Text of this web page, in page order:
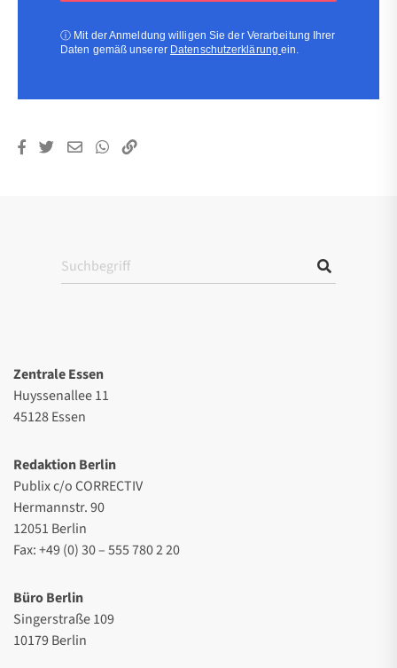
ⓘ Mit der Anmeldung willigen Sie der Verarbeitung Ihrer
Daten gemäß unserer Datenschutzerklärungein.
Zentrale Essen
Huyssenallee 11
45128 Essen
Redaktion Berlin
Publix c/o CORRECTIV
Hermannstr. 90
12051 Berlin
Fax: +49 (0) 30 – 555 780 2 20
Büro Berlin
Singerstraße 109
10179 Berlin